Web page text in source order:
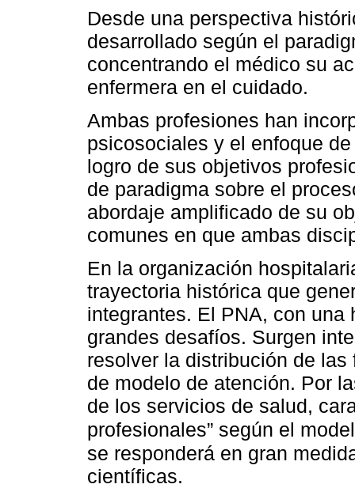
Desde una perspectiva
desarrollado según el
concentrando el médico su
enfermera en el cuidado.
Ambas profesiones han
psicosociales y el enfoque
logro de sus objetivos
de paradigma sobre el
abordaje amplificado de su
comunes en que ambas
En la organización
trayectoria histórica que
integrantes. El PNA, con
grandes desafíos. Surgen
resolver la distribución de
de modelo de atención. Por
de los servicios de salud,
profesionales” según el
se responderá en gran
científicas.